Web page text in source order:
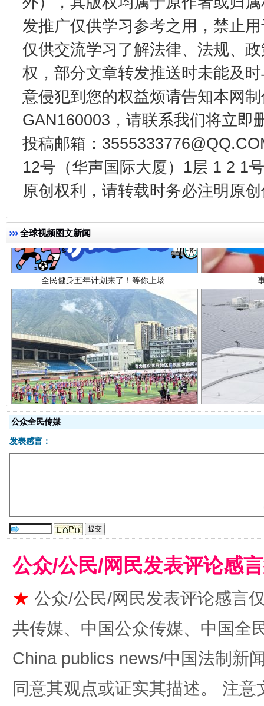
发推广仅供学习参考之用，禁止
仅供交流学习了解法律、法规、
权，部分文章转发推送时未能及
意侵犯到您的权益烦请告知本网
GAN160003，请联系我们将立即
投稿邮箱：
12号（华声国际大厦）1层 1 2 1
原创权利，请转载时务必注明原
全球视频图文新闻
受贿1.44亿！段成刚被判无期 从幼
阿坝州三大球赛在茂县开幕 规模
国家大学科技园优化重塑工作
公众全民传媒
发表感言：
公众/公民/网民发表评论感
★ 公众/公民/网民发表评论感言
共传媒、中国公众传媒、中国全
China publics news/中国法制新
同意其观点或证实其描述。 注